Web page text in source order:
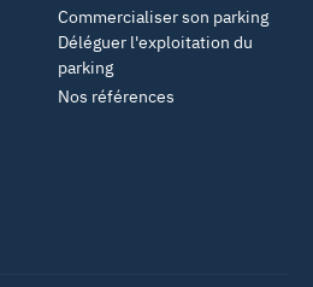
Commercialiser son parking
Déléguer l'exploitation du
parking
Nos références